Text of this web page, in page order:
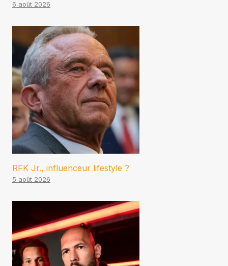
6 août 2026
RFK Jr., influenceur lifestyle ?
5 août 2026